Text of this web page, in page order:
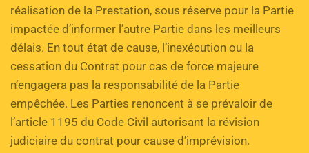
réalisation de la Prestation, sous réserve pour la Partie
impactée d’informer l’autre Partie dans les meilleurs
délais. En tout état de cause, l’inexécution ou la
cessation du Contrat pour cas de force majeure
n’engagera pas la responsabilité de la Partie
empêchée. Les Parties renoncent à se prévaloir de
l’article 1195 du Code Civil autorisant la révision
judiciaire du contrat pour cause d’imprévision.